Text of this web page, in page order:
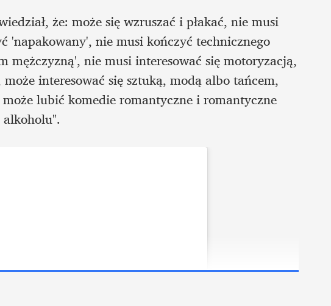
że: może się wzruszać i płakać, nie musi
'napakowany', nie musi kończyć technicznego
nie musi interesować się motoryzacją,
interesować się sztuką, modą albo tańcem,
lubić komedie romantyczne i romantyczne